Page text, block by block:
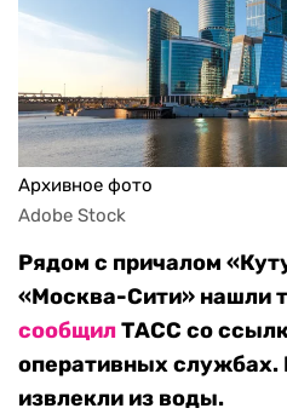
Архивное фото
Adobe Stock
Рядом с причалом
«Москва-Сити» нашли
сообщилТАСС со
оперативных службах.
извлекли из воды.